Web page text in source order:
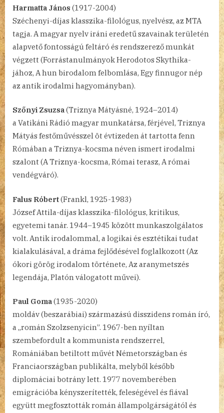
Harmatta János (1917-2004)
Széchenyi-díjas klasszika-filológus, nyelvész, az MTA
tagja. A magyar nyelv iráni eredetű szavainak területén
alapvető fontosságú feltáró és rendszerező munkát
végzett (Forrástanulmányok Herodotos Skythika-
jához, A hun birodalom felbomlása, Egy finnugor nép
az antik irodalmi hagyományban).
Szőnyi Zsuzsa(Triznya Mátyásné, 1924–2014)
a Vatikáni Rádió magyar munkatársa, férjével, Triznya
Mátyás festőművésszel öt évtizeden át tartotta fenn
Rómában a Triznya-kocsma néven ismert irodalmi
szalont (A Triznya-kocsma, Római terasz, A római
vendégváró).
Falus Róbert(Frankl, 1925-1983)
József Attila-díjas klasszika-filológus, kritikus,
egyetemi tanár. 1944–1945 között munkaszolgálatos
volt. Antik irodalommal, a logikai és esztétikai tudat
kialakulásával, a dráma fejlődésével foglalkozott (Az
ókori görög irodalom története, Az aranymetszés
legendája, Platón válogatott művei).
Paul Goma(1935-2020)
moldáv (beszarábiai) származású disszidens román író,
a „román Szolzsenyicin”. 1967-ben nyíltan
szembefordult a kommunista rendszerrel,
Romániában betiltott művét Németországban és
Franciaországban publikálta, melyből később
diplomáciai botrány lett. 1977 novemberében
emigrációba kényszerítették, feleségével és fiával
együtt megfosztották román állampolgárságától és